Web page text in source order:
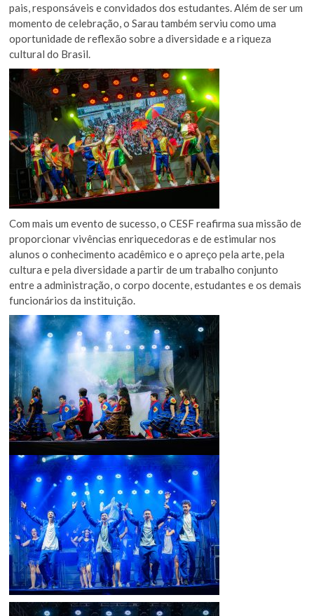
pais, responsáveis e convidados dos estudantes. Além de ser um
momento de celebração, o Sarau também serviu como uma
oportunidade de reflexão sobre a diversidade e a riqueza
cultural do Brasil.
Com mais um evento de sucesso, o CESF reafirma sua missão de
proporcionar vivências enriquecedoras e de estimular nos
alunos o conhecimento acadêmico e o apreço pela arte, pela
cultura e pela diversidade a partir de um trabalho conjunto
entre a administração, o corpo docente, estudantes e os demais
funcionários da instituição.